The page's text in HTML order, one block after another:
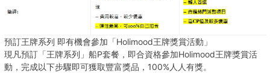
預訂王牌系列 即有機會參加「Holimood王牌獎賞活動」
現凡預訂「王牌系列」船P套餐，即合資格參加Holimood王牌獎賞活
動，完成以下步驟即可獲取豐富獎品，100%人人有獎。